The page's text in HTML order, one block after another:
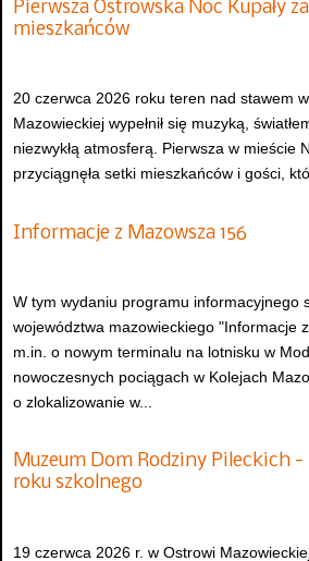
Pierwsza Ostrowska Noc Kupały
mieszkańców
20 czerwca 2026 roku teren nad stawem
Mazowieckiej wypełnił się muzyką,
niezwykłą atmosferą. Pierwsza w mieście
przyciągnęła setki mieszkańców i gości,
Informacje z Mazowsza 156
W tym wydaniu programu informacyjnego
województwa mazowieckiego "Informacje
m.in. o nowym terminalu na lotnisku w
nowoczesnych pociągach w Kolejach
o zlokalizowanie w...
Muzeum Dom Rodziny Pileckich
roku szkolnego
19 czerwca 2026 r. w Ostrowi